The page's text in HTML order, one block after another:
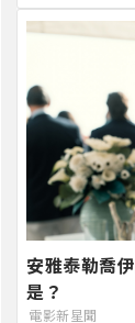
安雅泰勒喬
是？
電影新星聞